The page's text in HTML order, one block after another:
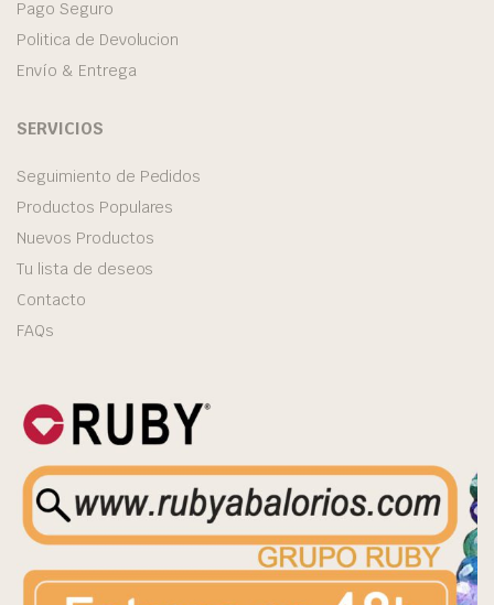
Pago Seguro
Politica de Devolucion
Envío & Entrega
SERVICIOS
Seguimiento de Pedidos
Productos Populares
Nuevos Productos
Tu lista de deseos
Contacto
FAQs